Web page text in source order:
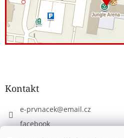
Kontakt
e-prvnacek@email.cz
facebook